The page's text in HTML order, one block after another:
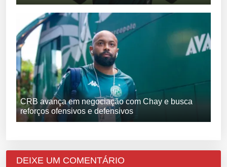
CRB avança em negociação com Chay e busca
reforços ofensivos e defensivos
DEIXE UM COMENTÁRIO